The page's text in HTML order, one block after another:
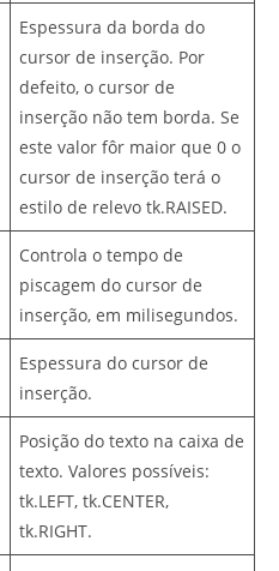
Espessura da borda do
cursor de inserção. Por
defeito, o cursor de
inserção não tem borda. Se
este valor fôr maior que 0 o
cursor de inserção terá o
estilo de relevo tk.RAISED.
Controla o tempo de
piscagem do cursor de
inserção, em milisegundos.
Espessura do cursor de
inserção.
Posição do texto na caixa de
texto. Valores possíveis:
tk.LEFT, tk.CENTER,
tk.RIGHT.